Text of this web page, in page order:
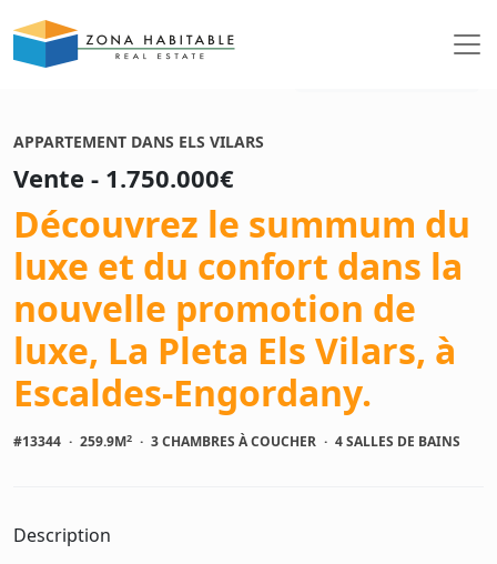
APPARTEMENT DANS ELS VILARS
Vente - 1.750.000€
Découvrez le summum du
luxe et du confort dans la
nouvelle promotion de
luxe, La Pleta Els Vilars, à
Escaldes-Engordany.
#13344 · 259.9M2 · 3 CHAMBRES À COUCHER · 4 SALLES DE BAINS
Description